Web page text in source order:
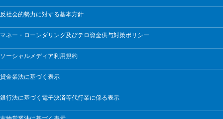
反社会的勢力に対する基本方針
マネー・ローンダリング及びテロ資金供与対策ポリシー
ソーシャルメディア利用規約
貸金業法に基づく表示
銀行法に基づく電子決済等代行業に係る表示